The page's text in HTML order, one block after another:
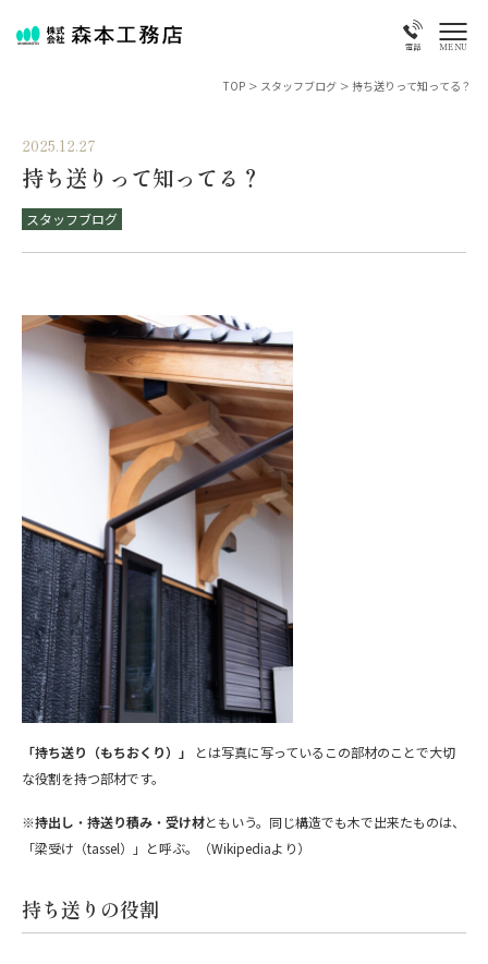
電話 MENU
TOP > スタッフブログ > 持ち送りって知ってる？
2025.12.27
持ち送りって知ってる？
スタッフブログ
「持ち送り（もちおくり）」
とは写真に写っているこの部材のことで大切
な役割を持つ部材です。
※持出し ・ 持送り積み ・ 受け材ともいう。同じ構造でも木で出来たものは、
「梁受け（tassel）」と呼ぶ。（Wikipediaより）
持ち送りの役割